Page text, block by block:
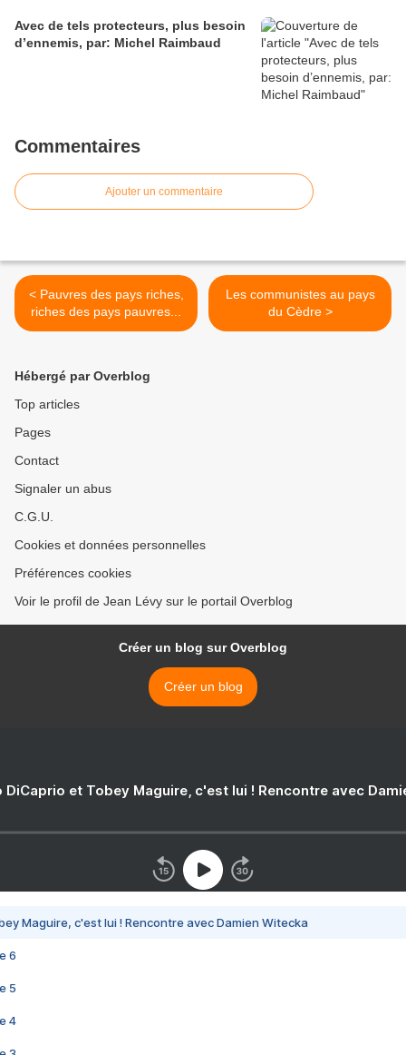
Avec de tels protecteurs, plus besoin
d’ennemis, par: Michel Raimbaud
Commentaires
Ajouter un commentaire
< Pauvres des pays riches,
riches des pays pauvres...
Les communistes au pays
du Cèdre >
Hébergé par Overblog
Top articles
Pages
Contact
Signaler un abus
C.G.U.
Cookies et données personnelles
Préférences cookies
Voir le profil de Jean Lévy sur le portail Overblog
Créer un blog sur Overblog
Créer un blog
DiCaprio et Tobey Maguire, c'est lui ! Rencontre avec
Maguire, c'est lui ! Rencontre avec Damien Witecka
6
5
4